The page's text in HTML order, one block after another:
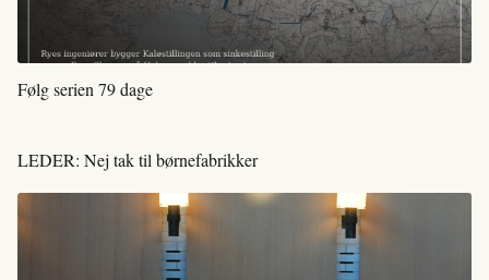
Følg serien 79 dage
LEDER: Nej tak til børnefabrikker